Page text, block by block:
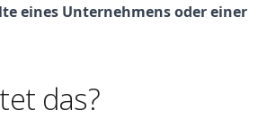
eines Unternehmens oder einer
das?